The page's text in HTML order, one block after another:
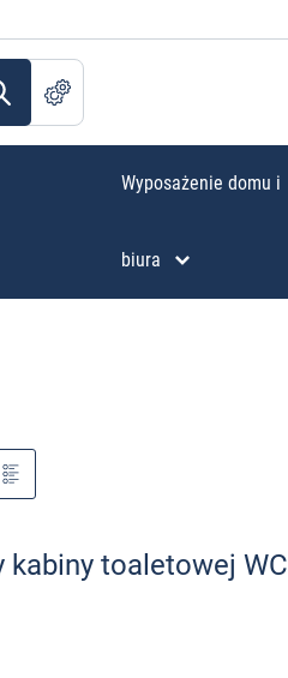
Wyposażenie domu i
biura
toaletowej WC